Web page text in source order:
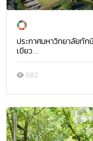
ประกาศมหาวิทยาลัยทั
เขียว...
682